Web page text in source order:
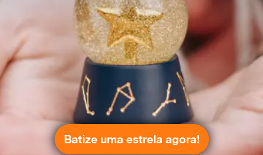
Batize uma estrela agora!